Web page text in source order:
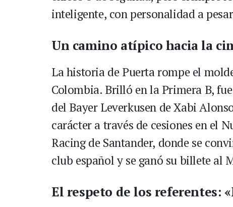
inteligente, con personalidad a
Un camino atípico hacia la
La historia de Puerta rompe el
Colombia. Brilló en la Primera B,
del Bayer Leverkusen de Xabi
carácter a través de cesiones en el
Racing de Santander, donde se
club español y se ganó su billete al
El respeto de los referentes: